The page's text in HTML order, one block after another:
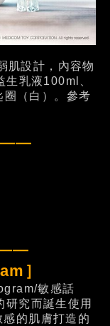
肌設計，內容物
乳液100ml、
（白）。參考
］
敏感話
研究而誕生使用
的肌膚打造的